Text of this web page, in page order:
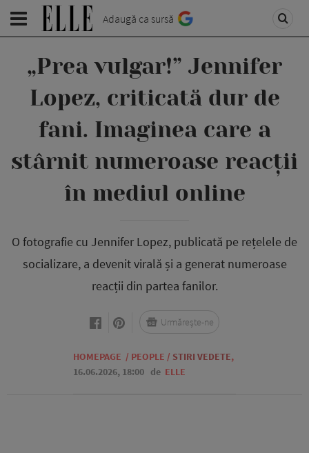
Adaugă ca sursă
„Prea vulgar!” Jennifer
Lopez, criticată dur de
fani. Imaginea care a
stârnit numeroase reacții
în mediul online
O fotografie cu Jennifer Lopez, publicată pe rețelele de
socializare, a devenit virală și a generat numeroase
reacții din partea fanilor.
HOMEPAGE / PEOPLE / STIRI VEDETE,
16.06.2026, 18:00 de ELLE
Urmărește-ne